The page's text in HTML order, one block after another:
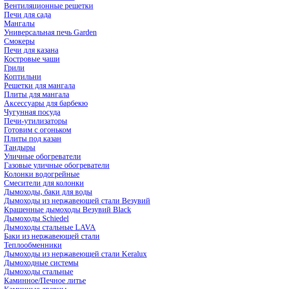
Вентиляционные решетки
Печи для сада
Мангалы
Универсальная печь Garden
Смокеры
Печи для казана
Костровые чаши
Грили
Коптильни
Решетки для мангала
Плиты для мангала
Аксессуары для барбекю
Чугунная посуда
Печи-утилизаторы
Готовим с огоньком
Плиты под казан
Тандыры
Уличные обогреватели
Газовые уличные обогреватели
Колонки водогрейные
Смесители для колонки
Дымоходы, баки для воды
Дымоходы из нержавеющей стали Везувий
Крашенные дымоходы Везувий Black
Дымоходы Schiedel
Дымоходы стальные LAVA
Баки из нержавеющей стали
Теплообменники
Дымоходы из нержавеющей стали Keralux
Дымоходные системы
Дымоходы стальные
Каминное/Печное литье